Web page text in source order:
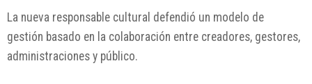
La nueva responsable cultural defendió un modelo de
gestión basado en la colaboración entre creadores, gestores,
administraciones y público.